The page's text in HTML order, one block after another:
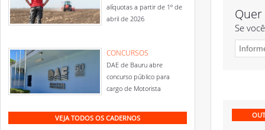
alíquotas a partir de 1º de
abril de 2026
CONCURSOS
DAE de Bauru abre
concurso público para
cargo de Motorista
VEJA TODOS OS CADERNOS
Se